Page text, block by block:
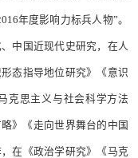
年度影响力标兵人物”。
中国近现代史研究，在人
态指导地位研究》《意识
克思主义与社会科学方法
》《走向世界舞台的中国
在《政治学研究》《马克